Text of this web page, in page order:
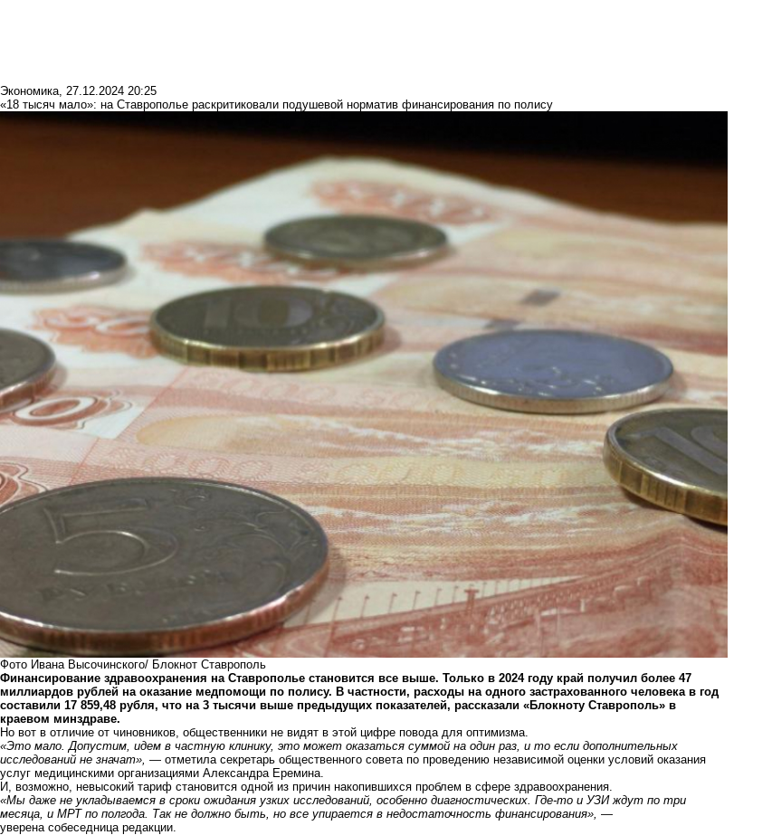
Экономика, 27.12.2024 20:25
«18 тысяч мало»: на Ставрополье раскритиковали подушевой норматив финансирования по полису
Фото Ивана Высочинского/ Блокнот Ставрополь
Финансирование здравоохранения на Ставрополье становится все выше. Только в 2024 году край получил более 47
миллиардов рублей на оказание медпомощи по полису. В частности, расходы на одного застрахованного человека в год
составили 17 859,48 рубля, что на 3 тысячи выше предыдущих показателей, рассказали «Блокноту Ставрополь» в
краевом минздраве.
Но вот в отличие от чиновников, общественники не видят в этой цифре повода для оптимизма.
«Это мало. Допустим, идем в частную клинику, это может оказаться суммой на один раз, и то если дополнительных
исследований не значат», — отметила секретарь общественного совета по проведению независимой оценки условий оказания
услуг медицинскими организациями Александра Еремина.
И, возможно, невысокий тариф становится одной из причин накопившихся проблем в сфере здравоохранения.
«Мы даже не укладываемся в сроки ожидания узких исследований, особенно диагностических. Где-то и УЗИ ждут по три
месяца, и МРТ по полгода. Так не должно быть, но все упирается в недостаточность финансирования», —
уверена собеседница редакции.